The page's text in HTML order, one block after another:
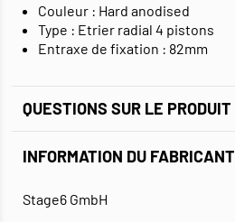
Couleur : Hard anodised
Type : Etrier radial 4 pistons
Entraxe de fixation : 82mm
QUESTIONS SUR LE PRODUIT
INFORMATION DU FABRICANT
Stage6 GmbH